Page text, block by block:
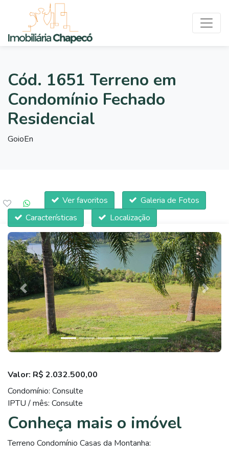
Cód. 1651 Terreno em
Condomínio Fechado
Residencial
GoioEn
Ver favoritos
Galeria de Fotos
Características
Localização
Previous Next
Valor: R$ 2.032.500,00
Condomínio: Consulte
IPTU / mês: Consulte
Conheça mais o imóvel
Terreno Condomínio Casas da Montanha: